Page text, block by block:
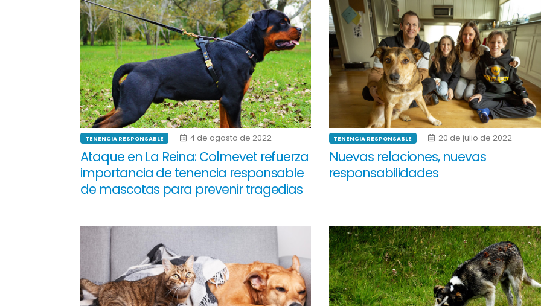
TENENCIA RESPONSABLE 4 de agosto de 2022
Ataque en La Reina: Colmevet refuerza
importancia de tenencia responsable
de mascotas para prevenir tragedias
TENENCIA RESPONSABLE 20 de julio de 2022
Nuevas relaciones, nuevas
responsabilidades